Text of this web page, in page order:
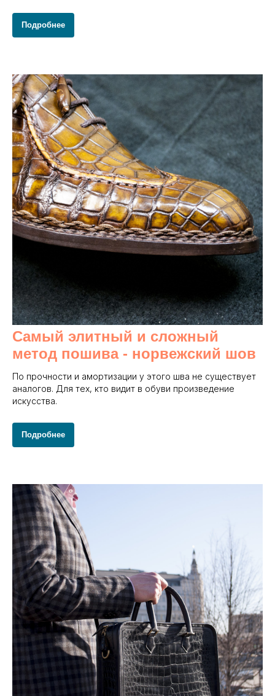
Подробнее
Самый элитный и сложный
метод пошива - норвежский шов
По прочности и амортизации у этого шва не существует
аналогов. Для тех, кто видит в обуви произведение
искусства.
Подробнее